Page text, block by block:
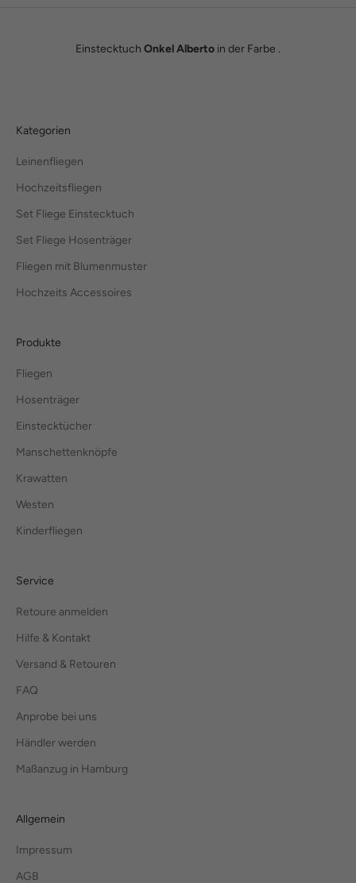
Einstecktuch Onkel Alberto in der Farbe .
Kategorien
Leinenfliegen
Hochzeitsfliegen
Set Fliege Einstecktuch
Set Fliege Hosenträger
Fliegen mit Blumenmuster
Hochzeits Accessoires
Produkte
Fliegen
Hosenträger
Einstecktücher
Manschettenknöpfe
Krawatten
Westen
Kinderfliegen
Service
Retoure anmelden
Hilfe & Kontakt
Versand & Retouren
FAQ
Anprobe bei uns
Händler werden
Maßanzug in Hamburg
Allgemein
Impressum
AGB